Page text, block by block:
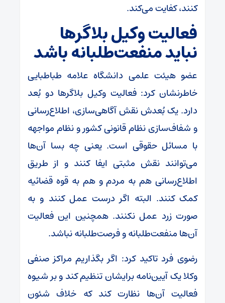
کنند، کفایت می‌کند.
فعالیت وکیل بلاگرها
نباید منفعت‌طلبانه باشد
عضو هیئت علمی دانشگاه علامه طباطبایی
خاطرنشان کرد: فعالیت وکیل بلاگر‌ها دو بُعد
دارد. یک بُعدش نقش آگاهی‌سازی، اطلاع‌رسانی
و شفاف‌سازی نظام قانونی کشور و نظام مواجهه
با مسائل حقوقی است. یعنی چه بسا آن‌ها
می‌توانند نقش مثبتی ایفا کنند و از طریق
اطلاع‌رسانی هم به مردم و هم به قوه قضائیه
کمک کنند. البته اگر درست عمل کنند و به
صورت زرد عمل نکنند. همچنین این فعالیت
آن‌ها منفعت‌طلبانه و فرصت‌طلبانه نباشد.
رضوی فرد تاکید کرد: اگر بگذاریم مراکز صنفی
وکلا یک آیین‌نامه برایشان تنظیم کند و بر شیوه
فعالیت آن‌ها نظارت کند که خلاف شئون